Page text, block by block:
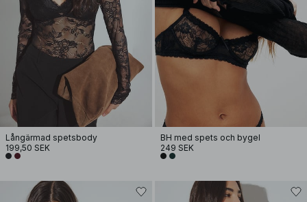
Långärmad spetsbody
199,50 SEK
BH med spets och bygel
249 SEK